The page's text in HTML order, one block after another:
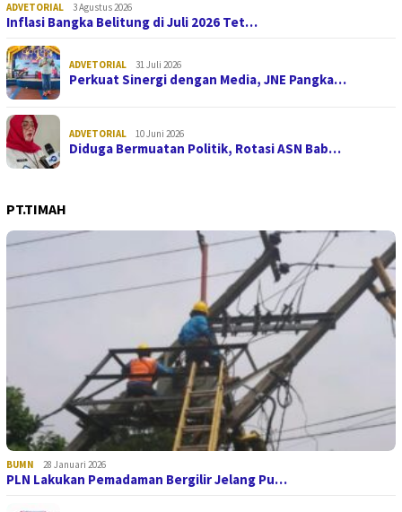
ADVETORIAL 3 Agustus 2026
Inflasi Bangka Belitung di Juli 2026 Tet…
ADVETORIAL 31 Juli 2026
Perkuat Sinergi dengan Media, JNE Pangka…
ADVETORIAL 10 Juni 2026
Diduga Bermuatan Politik, Rotasi ASN Bab…
PT.TIMAH
BUMN 28 Januari 2026
PLN Lakukan Pemadaman Bergilir Jelang Pu…